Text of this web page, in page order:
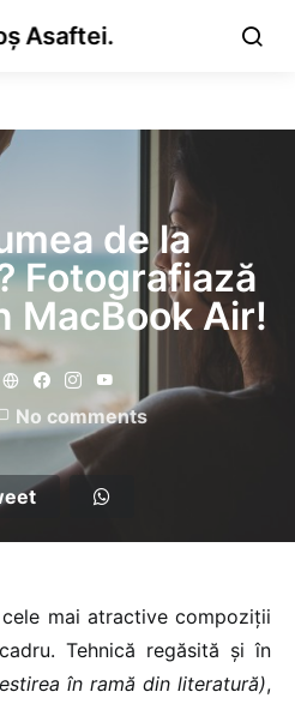
Asaftei.
de la
Fotografiază
MacBook Air!
No comments
mai atractive compoziții
Tehnică regăsită și în
în ramă din literatură),